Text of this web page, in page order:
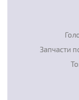
Запчасти